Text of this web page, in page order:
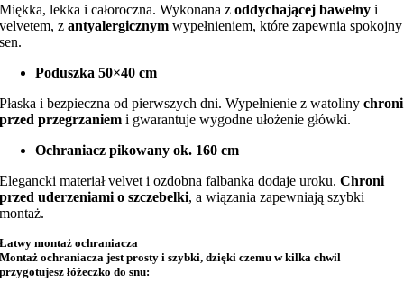
Miękka, lekka i całoroczna. Wykonana zoddychającej bawełny i
velvetem, zantyalergicznym wypełnieniem, które zapewnia spokojny
sen.
Poduszka 50×40 cm
Płaska i bezpieczna od pierwszych dni. Wypełnienie z watolinychroni
przed przegrzaniem i gwarantuje wygodne ułożenie główki.
Ochraniacz pikowany ok. 160 cm
Elegancki materiał velvet i ozdobna falbanka dodaje uroku.Chroni
przed uderzeniami o szczebelki, a wiązania zapewniają szybki
montaż.
Łatwy montaż ochraniacza
Montaż ochraniacza jest prosty i szybki, dzięki czemu w kilka chwil
przygotujesz łóżeczko do snu: